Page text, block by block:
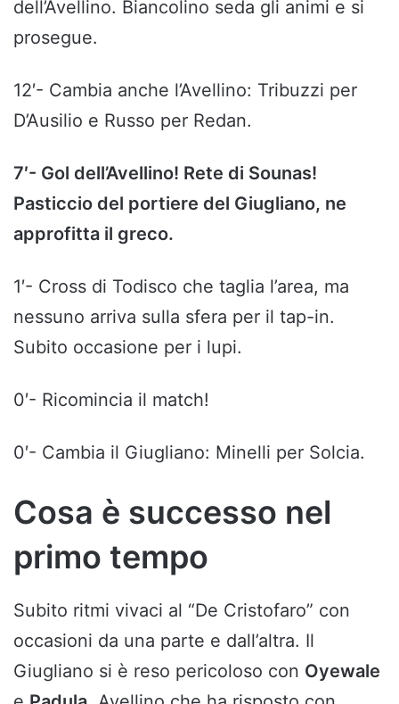
dell’Avellino. Biancolino seda gli animi e si
prosegue.
12′- Cambia anche l’Avellino: Tribuzzi per
D’Ausilio e Russo per Redan.
7′- Gol dell’Avellino! Rete di Sounas!
Pasticcio del portiere del Giugliano, ne
approfitta il greco.
1′- Cross di Todisco che taglia l’area, ma
nessuno arriva sulla sfera per il tap-in.
Subito occasione per i lupi.
0′- Ricomincia il match!
0′- Cambia il Giugliano: Minelli per Solcia.
Cosa è successo nel
primo tempo
Subito ritmi vivaci al “De Cristofaro” con
occasioni da una parte e dall’altra. Il
Giugliano si è reso pericoloso con Oyewale